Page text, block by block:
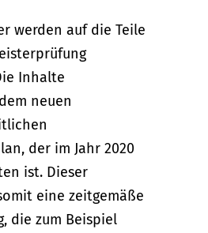
werden auf die Teile
Inhalte
neuen
der im Jahr 2020
ist. Dieser
eine zeitgemäße
die zum Beispiel